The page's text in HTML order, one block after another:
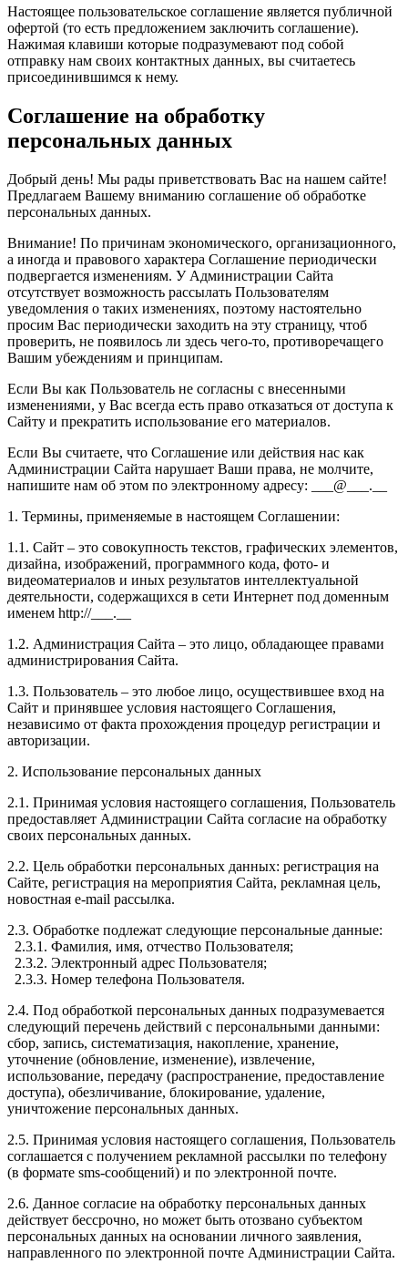
Настоящее пользовательское соглашение является публичной
офертой (то есть предложением заключить соглашение).
Нажимая клавиши которые подразумевают под собой
отправку нам своих контактных данных, вы считаетесь
присоединившимся к нему.
Соглашение на обработку
персональных данных
Добрый день! Мы рады приветствовать Вас на нашем сайте!
Предлагаем Вашему вниманию соглашение об обработке
персональных данных.
Внимание! По причинам экономического, организационного,
а иногда и правового характера Соглашение периодически
подвергается изменениям. У Администрации Сайта
отсутствует возможность рассылать Пользователям
уведомления о таких изменениях, поэтому настоятельно
просим Вас периодически заходить на эту страницу, чтоб
проверить, не появилось ли здесь чего-то, противоречащего
Вашим убеждениям и принципам.
Если Вы как Пользователь не согласны с внесенными
изменениями, у Вас всегда есть право отказаться от доступа к
Сайту и прекратить использование его материалов.
Если Вы считаете, что Соглашение или действия нас как
Администрации Сайта нарушает Ваши права, не молчите,
напишите нам об этом по электронному адресу: ___@___.__
1. Термины, применяемые в настоящем Соглашении:
1.1. Сайт – это совокупность текстов, графических элементов,
дизайна, изображений, программного кода, фото- и
видеоматериалов и иных результатов интеллектуальной
деятельности, содержащихся в сети Интернет под доменным
именем http://___.__
1.2. Администрация Сайта – это лицо, обладающее правами
администрирования Сайта.
1.3. Пользователь – это любое лицо, осуществившее вход на
Сайт и принявшее условия настоящего Соглашения,
независимо от факта прохождения процедур регистрации и
авторизации.
2. Использование персональных данных
2.1. Принимая условия настоящего соглашения, Пользователь
предоставляет Администрации Сайта согласие на обработку
своих персональных данных.
2.2. Цель обработки персональных данных: регистрация на
Сайте, регистрация на мероприятия Сайта, рекламная цель,
новостная e-mail рассылка.
2.3. Обработке подлежат следующие персональные данные:
2.3.1. Фамилия, имя, отчество Пользователя;
2.3.2. Электронный адрес Пользователя;
2.3.3. Номер телефона Пользователя.
2.4. Под обработкой персональных данных подразумевается
следующий перечень действий с персональными данными:
сбор, запись, систематизация, накопление, хранение,
уточнение (обновление, изменение), извлечение,
использование, передачу (распространение, предоставление
доступа), обезличивание, блокирование, удаление,
уничтожение персональных данных.
2.5. Принимая условия настоящего соглашения, Пользователь
соглашается с получением рекламной рассылки по телефону
(в формате sms-сообщений) и по электронной почте.
2.6. Данное согласие на обработку персональных данных
действует бессрочно, но может быть отозвано субъектом
персональных данных на основании личного заявления,
направленного по электронной почте Администрации Сайта.